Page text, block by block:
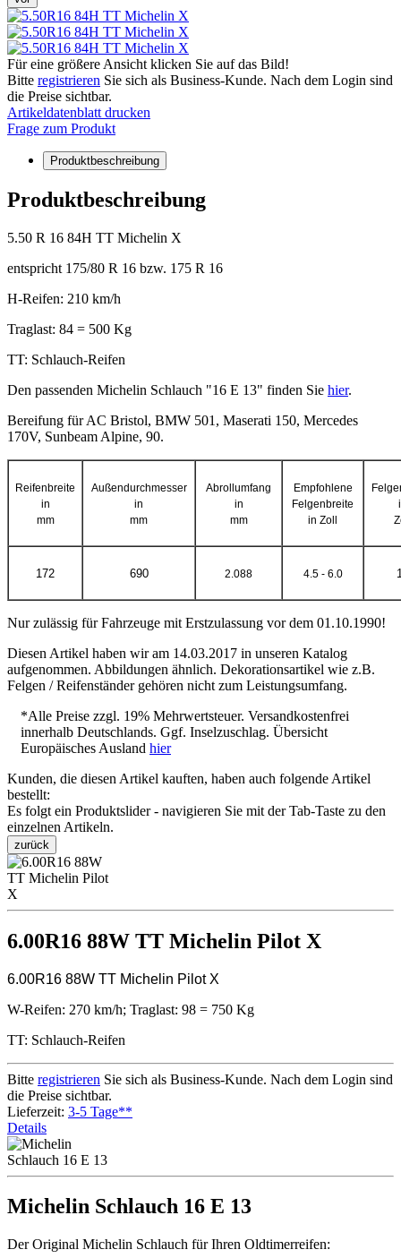
Für eine größere Ansicht klicken Sie auf das Bild!
Bitte registrieren Sie sich als Business-Kunde. Nach dem Login sind
die Preise sichtbar.
Artikeldatenblatt drucken
Frage zum Produkt
Produktbeschreibung
Produktbeschreibung
5.50 R 16 84H TT Michelin X
entspricht 175/80 R 16 bzw. 175 R 16
H-Reifen: 210 km/h
Traglast: 84 = 500 Kg
TT: Schlauch-Reifen
Den passenden Michelin Schlauch "16 E 13" finden Sie hier.
Bereifung für AC Bristol, BMW 501, Maserati 150, Mercedes
170V, Sunbeam Alpine, 90.
Reifenbreite
in
mm
Außendurchmesser
in
mm
Abrollumfang
in
mm
Empfohlene
Felgenbreite
in Zoll
172 690 2.088 4.5 - 6.0
Nur zulässig für Fahrzeuge mit Erstzulassung vor dem 01.10.1990!
Diesen Artikel haben wir am 14.03.2017 in unseren Katalog
aufgenommen. Abbildungen ähnlich. Dekorationsartikel wie z.B.
Felgen / Reifenständer gehören nicht zum Leistungsumfang.
*Alle Preise zzgl. 19% Mehrwertsteuer. Versandkostenfrei
innerhalb Deutschlands. Ggf. Inselzuschlag. Übersicht
Europäisches Ausland hier
Kunden, die diesen Artikel kauften, haben auch folgende Artikel
bestellt:
Es folgt ein Produktslider - navigieren Sie mit der Tab-Taste zu den
einzelnen Artikeln.
zurück
6.00R16 88W TT Michelin Pilot X
6.00R16 88W TT Michelin Pilot X
W-Reifen: 270 km/h; Traglast: 98 = 750 Kg
TT: Schlauch-Reifen
Bitte registrieren Sie sich als Business-Kunde. Nach dem Login sind
die Preise sichtbar.
Lieferzeit: 3-5 Tage**
Details
Michelin Schlauch 16 E 13
Der Original Michelin Schlauch für Ihren Oldtimerreifen: